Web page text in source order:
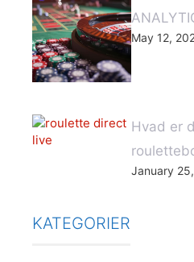
May 12,
Hvad er
January
KATEGORIER